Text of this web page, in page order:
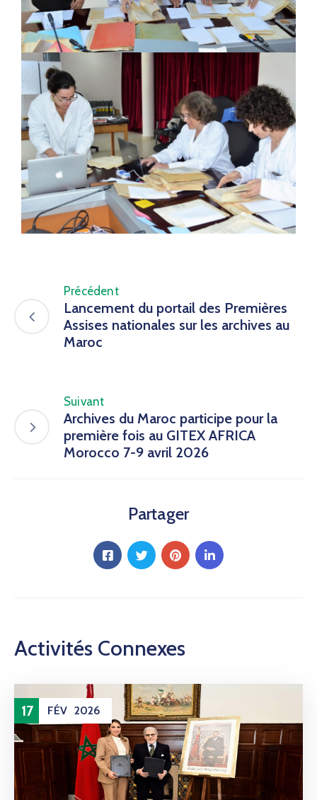
Précédent
Lancement du portail des Premières
Assises nationales sur les archives au
Maroc
Suivant
Archives du Maroc participe pour la
première fois au GITEX AFRICA
Morocco 7-9 avril 2026
Partager
Activités Connexes
17 FÉV 2026